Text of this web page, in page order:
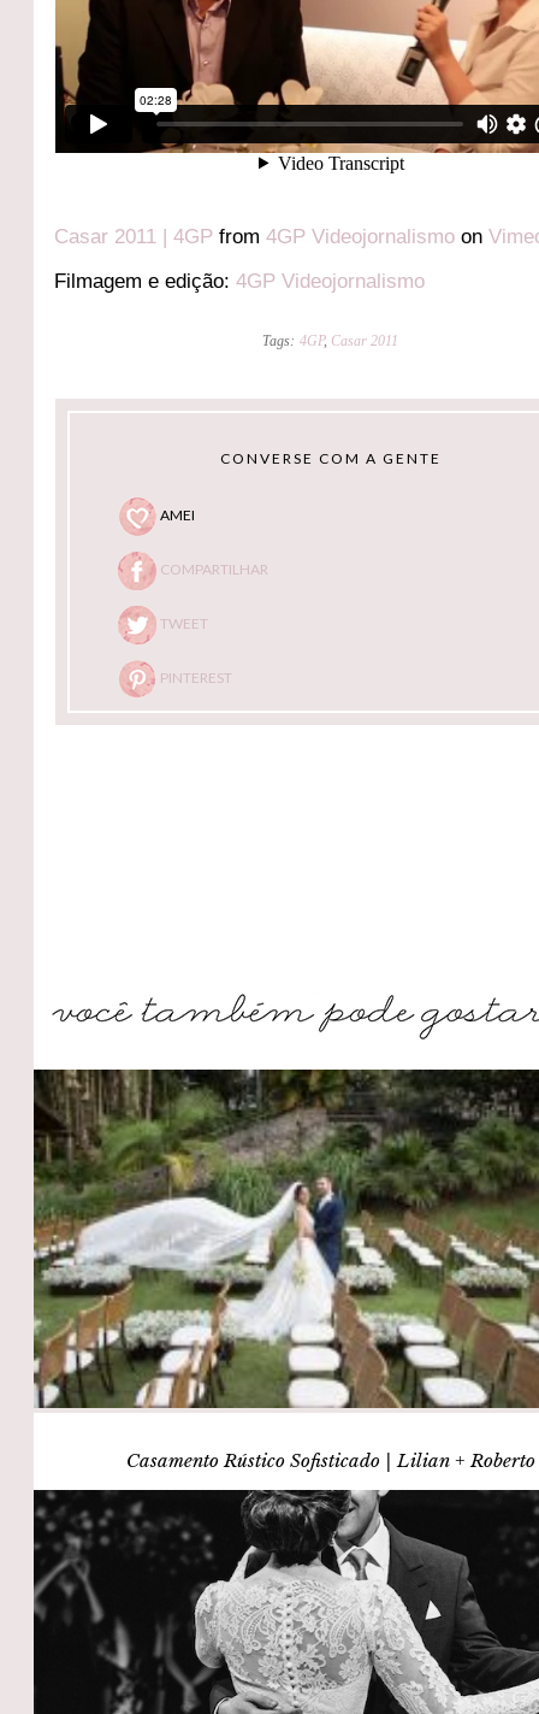
Casar 2011 | 4GP from4GP Videojornalismo on
Filmagem e edição:4GP Videojornalismo
Tags: 4GP, Casar 2011
CONVERSE COM A GENTE
AMEI
COMPARTILHAR
TWEET
PINTEREST
Casamento Rústico Sofisticado | Lilian + Roberto